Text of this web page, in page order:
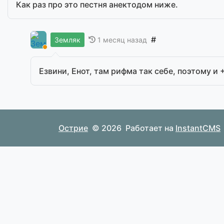
Как раз про это пестня анектодом ниже.
Земляк 1 месяц назад #
Езвини, Енот, там рифма так себе, поэтому и
Острие © 2026 Работает на InstantCMS